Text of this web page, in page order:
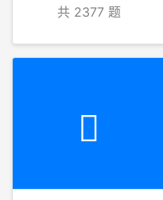
共 2377 题